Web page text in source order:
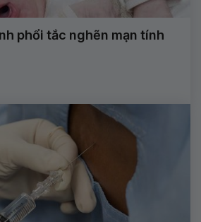
phổi tắc nghẽn mạn tính